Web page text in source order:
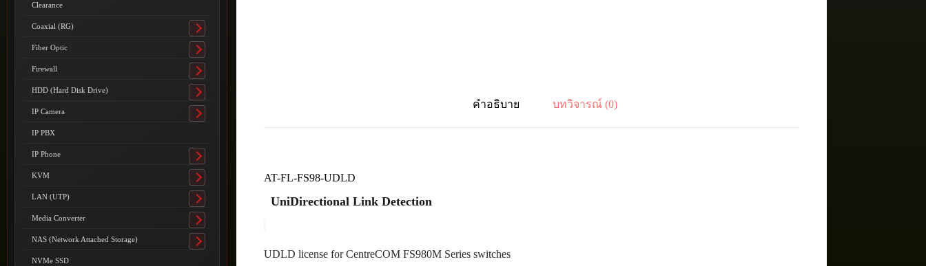
คำอธิบาย บทวิจารณ์ (0)
AT-FL-FS98-UDLD
UniDirectional Link Detection
UDLD license for CentreCOM FS980M Series switches
Clearance
Coaxial (RG)
Toggle
submenu
Fiber Optic
Toggle
submenu
Firewall
Toggle
submenu
HDD (Hard Disk Drive)
Toggle
submenu
IP Camera
Toggle
IP PBX
IP Phone
Toggle
submenu
KVM
Toggle
submenu
LAN (UTP)
Toggle
submenu
Media Converter
Toggle
submenu
NAS (Network Attached Storage)
Toggle
NVMe SSD